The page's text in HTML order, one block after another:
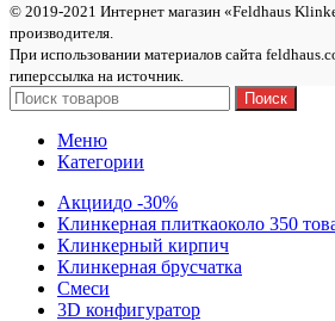
© 2019-2021 Интернет магазин «Feldhaus
производителя.
При использовании материалов сайта
гиперссылка на источник.
Поиск
Меню
Категории
Акциидо -30%
Клинкерная плиткаоколо 350
Клинкерный кирпич
Клинкерная брусчатка
Смеси
3D конфигуратор